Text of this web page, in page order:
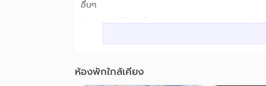
อื่นๆ
1.2 กม.
นิคมอุตสาหก
ห้องพักใกล้เคียง